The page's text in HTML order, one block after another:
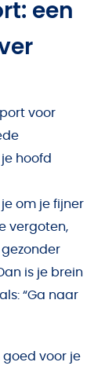
een
voor
hoofd
om je fijner
vergoten,
is je brein
“Ga naar
goed voor je